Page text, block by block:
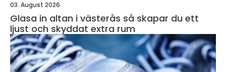
03. August 2026
Glasa in altan i västerås så skapar du ett
ljust och skyddat extra rum